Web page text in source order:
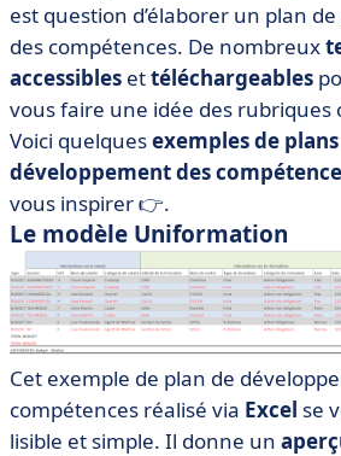
est question d’élaborer un plan
des compétences. De nombreux
accessibles ettéléchargeables
vous faire une idée des rubriques
Voici quelquesexemples de
développement des
vous inspirer 👉.
Le modèle Uniformation
Cet exemple de plan de
compétences réalisé via Excel se
lisible et simple. Il donne un